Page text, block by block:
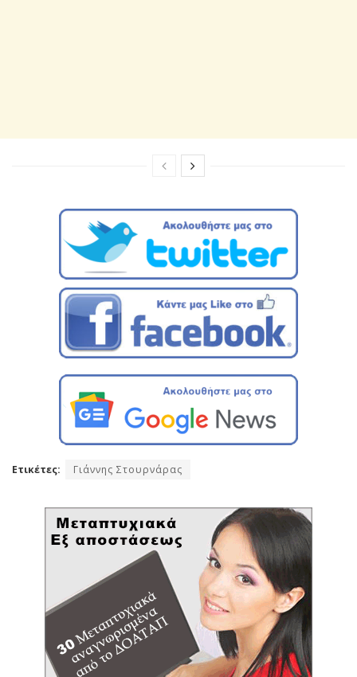
Ετικέτες: Γιάννης Στουρνάρας